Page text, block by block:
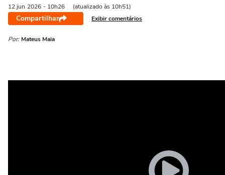
12 jun 2026 - 10h26 (atualizado às 10h51)
Compartilhar Exibir comentários
Por: Mateus Maia